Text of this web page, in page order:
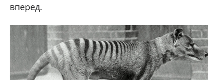
вперед.